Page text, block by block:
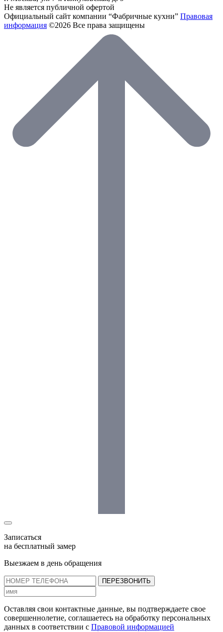
Не является публичной офертой
Официальный сайт компании “Фабричные кухни” Правовая
информация ©2026 Все права защищены
Записаться
на бесплатный замер
Выезжаем в день обращения
ПЕРЕЗВОНИТЬ
Оставляя свои контактные данные, вы подтверждаете свое
совершеннолетие, соглашаетесь на обработку персональных
данных в соответствии с Правовой информацией